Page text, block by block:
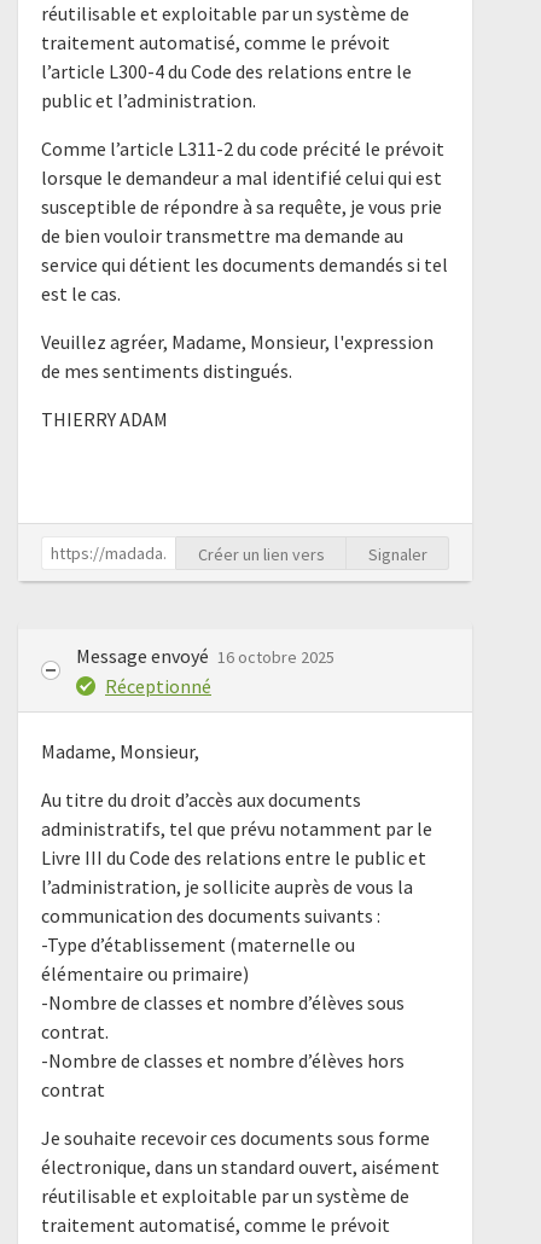
réutilisable et exploitable par un système de
traitement automatisé, comme le prévoit
l’article L300-4 du Code des relations entre le
public et l’administration.
Comme l’article L311-2 du code précité le prévoit
lorsque le demandeur a mal identifié celui qui est
susceptible de répondre à sa requête, je vous prie
de bien vouloir transmettre ma demande au
service qui détient les documents demandés si tel
est le cas.
Veuillez agréer, Madame, Monsieur, l'expression
de mes sentiments distingués.
THIERRY ADAM
Créer un lien vers Signaler
Message envoyé 16 octobre 2025
Réceptionné
Madame, Monsieur,
Au titre du droit d’accès aux documents
administratifs, tel que prévu notamment par le
Livre III du Code des relations entre le public et
l’administration, je sollicite auprès de vous la
communication des documents suivants :
-Type d’établissement (maternelle ou
élémentaire ou primaire)
-Nombre de classes et nombre d’élèves sous
contrat.
-Nombre de classes et nombre d’élèves hors
contrat
Je souhaite recevoir ces documents sous forme
électronique, dans un standard ouvert, aisément
réutilisable et exploitable par un système de
traitement automatisé, comme le prévoit